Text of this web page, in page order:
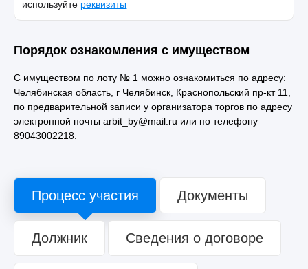
используйте реквизиты
Порядок ознакомления с имуществом
С имуществом по лоту № 1 можно ознакомиться по адресу:
Челябинская область, г Челябинск, Краснопольский пр-кт 11,
по предварительной записи у организатора торгов по адресу
электронной почты arbit_by@mail.ru или по телефону
89043002218.
Процесс участия Документы
Должник Сведения о договоре